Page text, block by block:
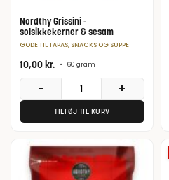
Nordthy Grissini -
solsikkekerner & sesam
GODE TIL TAPAS, SNACKS OG SUPPE
10,00kr. • 60 gram
− +
TILFØJ TIL KURV